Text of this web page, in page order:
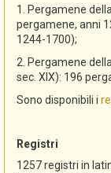
1. Pergamene
pergamene, anni
1244-1700);
2. Pergamene
sec. XIX): 196
Sono disponibili i
Registri
1257 registri in